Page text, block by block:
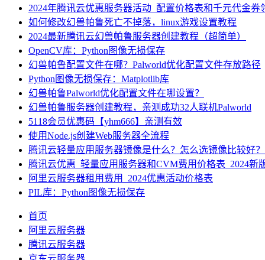
2024年腾讯云优惠服务器活动_配置价格表和千元代金券
如何修改幻兽帕鲁死亡不掉落，linux游戏设置教程
2024最新腾讯云幻兽帕鲁服务器创建教程（超简单）
OpenCV库：Python图像无损保存
幻兽帕鲁配置文件在哪？Palworld优化配置文件存放路径
Python图像无损保存：Matplotlib库
幻兽帕鲁Palworld优化配置文件在哪设置？
幻兽帕鲁服务器创建教程，亲测成功32人联机Palworld
5118会员优惠码【yhm666】亲测有效
使用Node.js创建Web服务器全流程
腾讯云轻量应用服务器镜像是什么？怎么选镜像比较好？
腾讯云优惠_轻量应用服务器和CVM费用价格表_2024新
阿里云服务器租用费用_2024优惠活动价格表
PIL库：Python图像无损保存
首页
阿里云服务器
腾讯云服务器